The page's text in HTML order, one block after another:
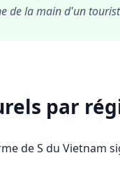
de la main d'un
par
de S du Vietnam